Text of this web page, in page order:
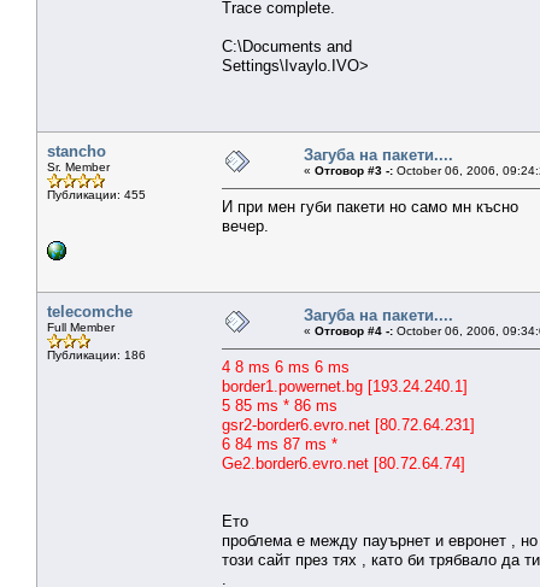
Trace complete.
C:\Documents and
Settings\Ivaylo.IVO>
stancho
Sr. Member
Публикации: 455
Загуба на пакети....
« Отговор #3 -: October 06, 2006,
И при мен губи пакети но само мн късно
вечер.
telecomche
Full Member
Публикации: 186
Загуба на пакети....
« Отговор #4 -: October 06, 2006,
4 8 ms 6 ms 6 ms
border1.powernet.bg [193.24.240.1]
5 85 ms * 86 ms
gsr2-border6.evro.net [80.72.64.231]
6 84 ms 87 ms *
Ge2.border6.evro.net [80.72.64.74]
Ето
проблема е между пауърнет и евронет ,
този сайт през тях , като би трябвало да